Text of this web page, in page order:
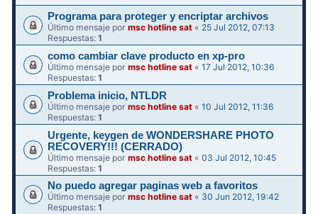
Programa para proteger y encriptar archivos
Último mensaje pormsc hotline sat « 25 Jul 2012, 07:13
Respuestas:1
como cambiar clave producto en xp-pro
Último mensaje pormsc hotline sat «17 Jul 2012, 10:36
Respuestas:1
Problema inicio, NTLDR
Último mensaje pormsc hotline sat «10 Jul 2012, 11:36
Respuestas:1
Urgente, keygen de WONDERSHARE PHOTO
RECOVERY!!! (CERRADO)
Último mensaje pormsc hotline sat «03 Jul 2012, 10:45
Respuestas:1
No puedo agregar paginas web a favoritos
Último mensaje pormsc hotline sat « 30 Jun 2012, 19:42
Respuestas:1